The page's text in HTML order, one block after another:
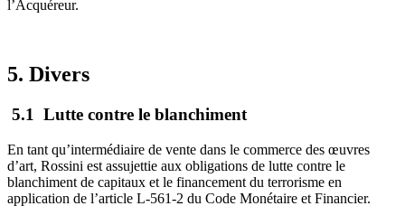
l’Acquéreur.
5. Divers
5.1 Lutte contre le blanchiment
En tant qu’intermédiaire de vente dans le commerce des œuvres
d’art, Rossini est assujettie aux obligations de lutte contre le
blanchiment de capitaux et le financement du terrorisme en
application de l’article L-561-2 du Code Monétaire et Financier.